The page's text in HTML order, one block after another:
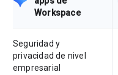
Workspace
Seguridad y
privacidad de nivel
empresarial